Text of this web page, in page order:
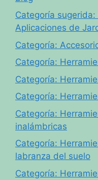
Categoría
Aplicaciones de
Categoría:
Categoría:
Categoría:
Categoría:
Categoría:
inalámbricas
Categoría:
labranza del suelo
Categoría: